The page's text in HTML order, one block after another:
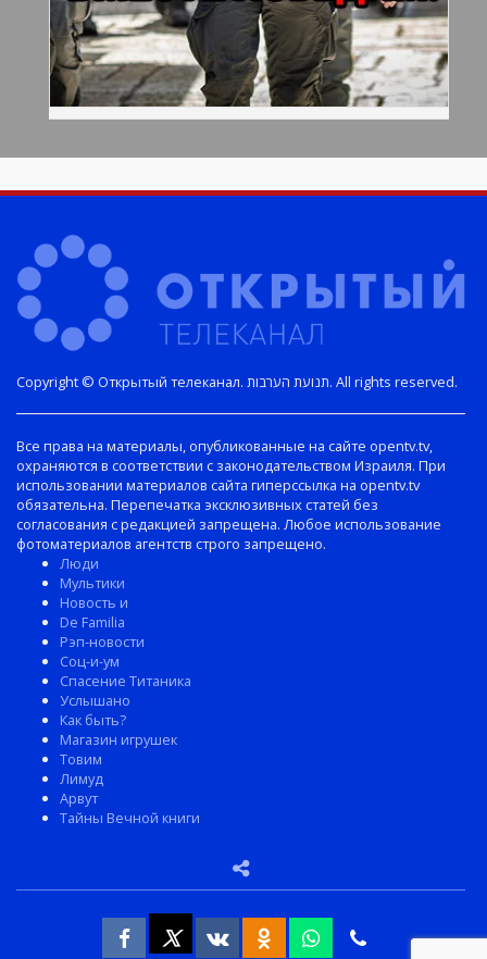
Copyright © Открытый телеканал. תנועת הערבות. All rights reserved.
Все права на материалы, опубликованные на сайте opentv.tv,
охраняются в соответствии с законодательством Израиля. При
использовании материалов сайта гиперссылка на opentv.tv
обязательна. Перепечатка эксклюзивных статей без
согласования с редакцией запрещена. Любое использование
фотоматериалов агентств строго запрещено.
Люди
Мультики
Новость и
De Familia
Рэп-новости
Соц-и-ум
Спасение Титаника
Услышано
Как быть?
Магазин игрушек
Товим
Лимуд
Арвут
Тайны Вечной книги